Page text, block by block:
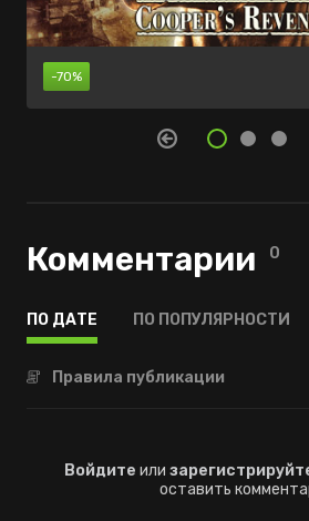
-70%
Комментарии 0
ПО ДАТЕ ПО ПОПУЛЯРНОСТИ
Правила публикации
Войдите или
оставить